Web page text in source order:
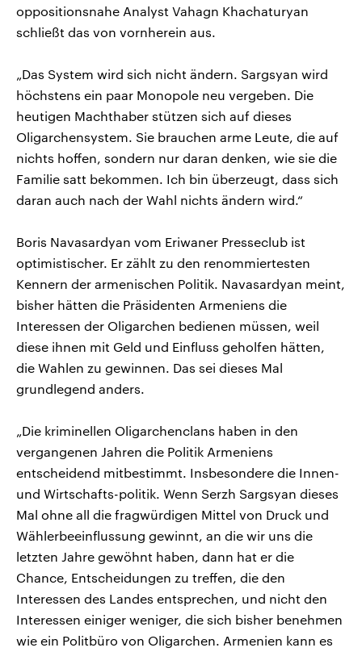
oppositionsnahe Analyst Vahagn Khachaturyan
schließt das von vornherein aus.
„Das System wird sich nicht ändern. Sargsyan wird
höchstens ein paar Monopole neu vergeben. Die
heutigen Machthaber stützen sich auf dieses
Oligarchensystem. Sie brauchen arme Leute, die auf
nichts hoffen, sondern nur daran denken, wie sie die
Familie satt bekommen. Ich bin überzeugt, dass sich
daran auch nach der Wahl nichts ändern wird.“
Boris Navasardyan vom Eriwaner Presseclub ist
optimistischer. Er zählt zu den renommiertesten
Kennern der armenischen Politik. Navasardyan meint,
bisher hätten die Präsidenten Armeniens die
Interessen der Oligarchen bedienen müssen, weil
diese ihnen mit Geld und Einfluss geholfen hätten,
die Wahlen zu gewinnen. Das sei dieses Mal
grundlegend anders.
„Die kriminellen Oligarchenclans haben in den
vergangenen Jahren die Politik Armeniens
entscheidend mitbestimmt. Insbesondere die Innen-
und Wirtschafts-politik. Wenn Serzh Sargsyan dieses
Mal ohne all die fragwürdigen Mittel von Druck und
Wählerbeeinflussung gewinnt, an die wir uns die
letzten Jahre gewöhnt haben, dann hat er die
Chance, Entscheidungen zu treffen, die den
Interessen des Landes entsprechen, und nicht den
Interessen einiger weniger, die sich bisher benehmen
wie ein Politbüro von Oligarchen. Armenien kann es